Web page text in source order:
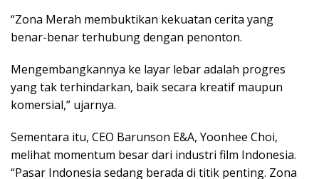
“Zona Merah membuktikan kekuatan cerita yang
benar-benar terhubung dengan penonton.
Mengembangkannya ke layar lebar adalah progres
yang tak terhindarkan, baik secara kreatif maupun
komersial,” ujarnya.
Sementara itu, CEO Barunson E&A, Yoonhee Choi,
melihat momentum besar dari industri film Indonesia.
“Pasar Indonesia sedang berada di titik penting. Zona